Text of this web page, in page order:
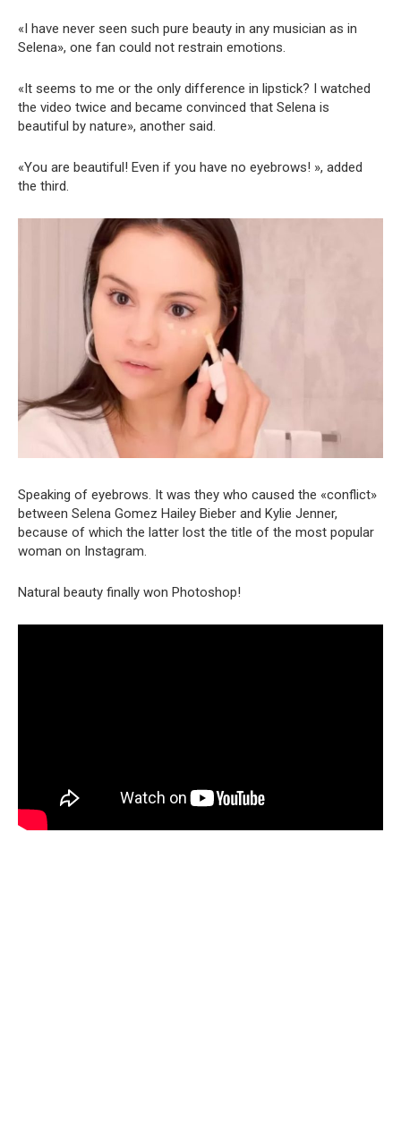
«I have never seen such pure beauty in any musician as in
Selena», one fan could not restrain emotions.
«It seems to me or the only difference in lipstick? I watched
the video twice and became convinced that Selena is
beautiful by nature», another said.
«You are beautiful! Even if you have no eyebrows! », added
the third.
Speaking of eyebrows. It was they who caused the «conflict»
between Selena Gomez Hailey Bieber and Kylie Jenner,
because of which the latter lost the title of the most popular
woman on Instagram.
Natural beauty finally won Photoshop!